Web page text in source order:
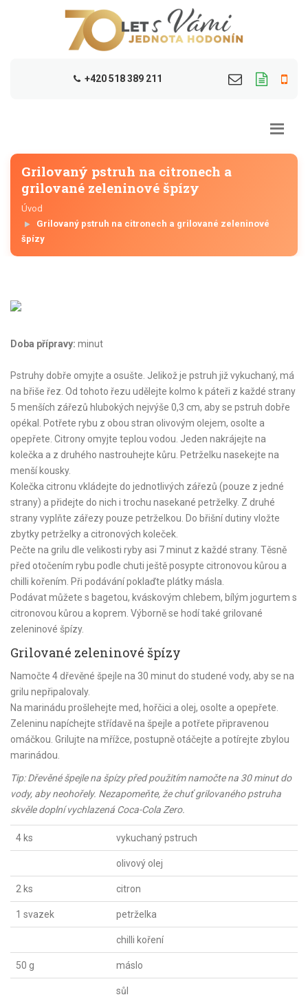
+420 518 389 211
Grilovaný pstruh na citronech a
grilované zeleninové špízy
Úvod
Grilovaný pstruh na citronech a grilované zeleninové
špízy
Doba přípravy: minut
Pstruhy dobře omyjte a osušte. Jelikož je pstruh již vykuchaný, má
na břiše řez. Od tohoto řezu udělejte kolmo k páteři z každé strany
5 menších zářezů hlubokých nejvýše 0,3 cm, aby se pstruh dobře
opékal. Potřete rybu z obou stran olivovým olejem, osolte a
opepřete. Citrony omyjte teplou vodou. Jeden nakrájejte na
kolečka a z druhého nastrouhejte kůru. Petrželku nasekejte na
menší kousky.
Kolečka citronu vkládejte do jednotlivých zářezů (pouze z jedné
strany) a přidejte do nich i trochu nasekané petrželky. Z druhé
strany vyplňte zářezy pouze petrželkou. Do břišní dutiny vložte
zbytky petrželky a citronových koleček.
Pečte na grilu dle velikosti ryby asi 7 minut z každé strany. Těsně
před otočením rybu podle chuti ještě posypte citronovou kůrou a
chilli kořením. Při podávání poklaďte plátky másla.
Podávat můžete s bagetou, kváskovým chlebem, bílým jogurtem s
citronovou kůrou a koprem. Výborně se hodí také grilované
zeleninové špízy.
Grilované zeleninové špízy
Namočte 4 dřevěné špejle na 30 minut do studené vody, aby se na
grilu nepřipalovaly.
Na marinádu prošlehejte med, hořčici a olej, osolte a opepřete.
Zeleninu napíchejte střídavě na špejle a potřete připravenou
omáčkou. Grilujte na mřížce, postupně otáčejte a potírejte zbylou
marinádou.
Tip: Dřevěné špejle na špízy před použitím namočte na 30 minut do
vody, aby neohořely. Nezapomeňte, že chuť grilovaného pstruha
skvěle doplní vychlazená Coca-Cola Zero.
4 ks vykuchaný pstruch
olivový olej
2 ks citron
1 svazek petrželka
chilli koření
50 g máslo
sůl